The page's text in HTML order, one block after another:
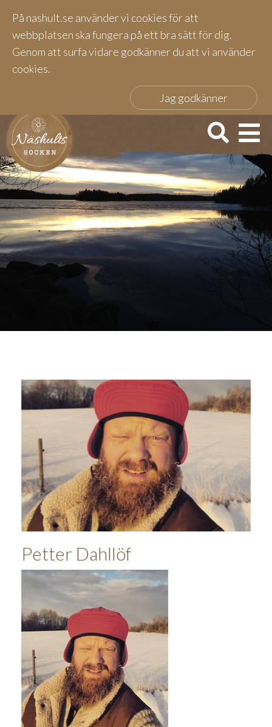
På nashult.se använder vi cookies för att
webbplatsen ska fungera på ett bra sätt för dig.
Genom att surfa vidare godkänner du att vi använder
cookies.
Jag godkänner
Petter Dahllöf